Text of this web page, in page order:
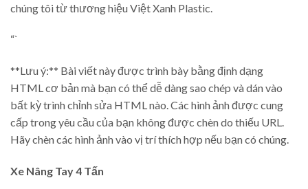
chúng tôi từ thương hiệu Việt Xanh Plastic.
“`
**Lưu ý:** Bài viết này được trình bày bằng định dạng
HTML cơ bản mà bạn có thể dễ dàng sao chép và dán vào
bất kỳ trình chỉnh sửa HTML nào. Các hình ảnh được cung
cấp trong yêu cầu của bạn không được chèn do thiếu URL.
Hãy chèn các hình ảnh vào vị trí thích hợp nếu bạn có chúng.
Xe Nâng Tay4 Tấn